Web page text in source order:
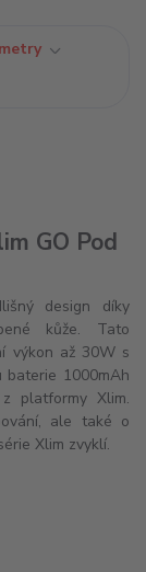
GO Pod
design díky
kůže. Tato
výkon až 30W s
baterie 1000mAh
platformy Xlim.
ale také o
Xlim zvyklí.